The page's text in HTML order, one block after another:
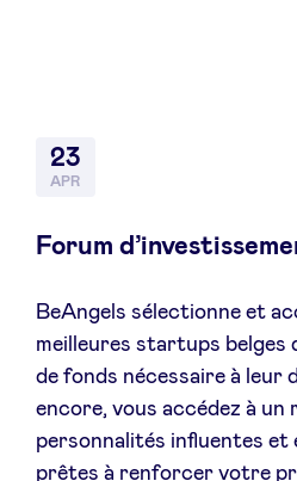
23
APR
Forum
BeAngels sélectionne et
meilleures startups belges
de fonds nécessaire à leur
encore, vous accédez à un
personnalités influentes et
prêtes à renforcer votre